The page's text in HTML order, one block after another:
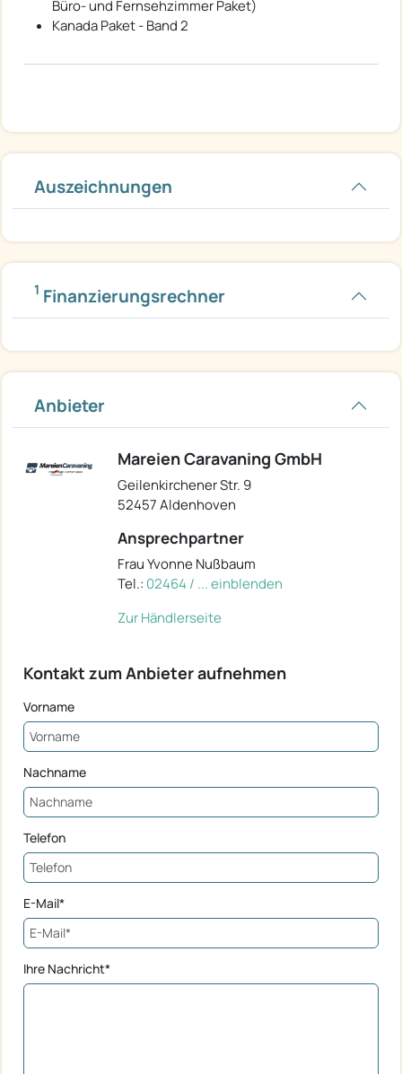
Büro- und Fernsehzimmer Paket)
Kanada Paket - Band 2
Auszeichnungen
1 Finanzierungsrechner
Anbieter
Mareien Caravaning GmbH
Geilenkirchener Str. 9
52457 Aldenhoven
Ansprechpartner
Frau Yvonne Nußbaum
Tel.: 02464 / ... einblenden
Zur Händlerseite
Kontakt zum Anbieter aufnehmen
Vorname
Nachname
Telefon
E-Mail*
Ihre Nachricht*